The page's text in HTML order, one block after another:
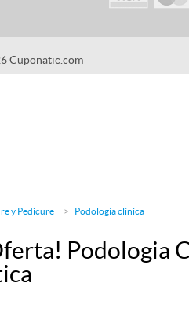
Cuponatic.com
y Pedicure Podología clínica
Podologia